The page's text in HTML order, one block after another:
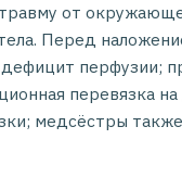
травму от
Перед
перфузии;
перевязка
медсёстры